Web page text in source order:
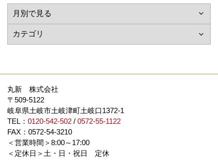
丸新 株式会社
〒509-5122
岐阜県土岐市土岐津町土岐口1372-1
TEL： 0120-542-502 / 0572-55-1122
FAX：0572-54-3210
＜営業時間＞8:00～17:00
＜定休日＞土・日・祝日 定休